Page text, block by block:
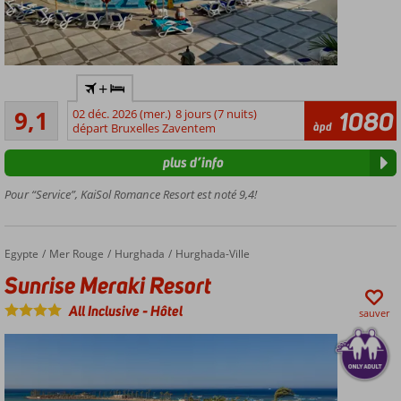
seulement
: âge
minimum
16 ans
avec
Directement
sur la plage
privée
Divers
restaurants
Check-
9,1Excellente
166
commentaires
+
02 déc. 2026 (mer.) 8 jours (7 nuits)
départ Bruxelles Zaventem
àpd 1080
Pour “Service”, KaiSol Romance Resort est noté 9,4!
plus d’info
Accueil
Egypte Mer Rouge Hurghada Hurghada-Ville
Sunrise Meraki Resort
Sunrise Meraki Resort
All Inclusive-Hôtel sauver